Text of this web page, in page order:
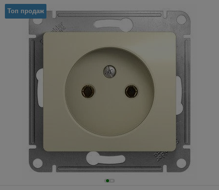
Топ продаж